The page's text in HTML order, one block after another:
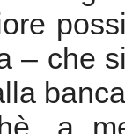
– che
a